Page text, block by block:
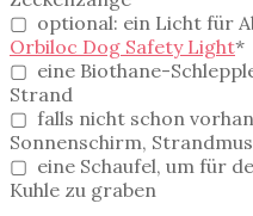
▢ optional: ein Licht für
Orbiloc Dog Safety Light*
▢ eine Biothane-
Strand
▢ falls nicht schon
Sonnenschirm,
▢ eine Schaufel, um für
Kuhle zu graben